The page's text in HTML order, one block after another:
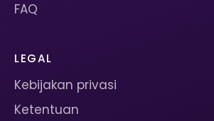
FAQ
LEGAL
Kebijakan privasi
Ketentuan